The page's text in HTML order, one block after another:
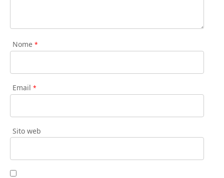
Nome *
Email *
Sito web